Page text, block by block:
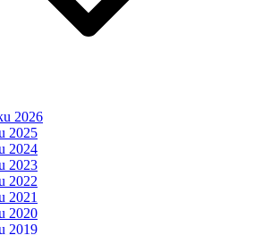
2026
2025
2024
2023
2022
2021
2020
2019